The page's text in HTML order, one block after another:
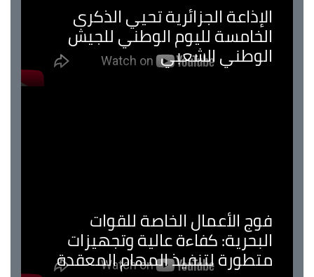
الجزائرية تحيي الذكرى
لليوم الوطني للجيش
الشعبي
الأعمال الخاصة للقوات
كفاءة عالية وتجهيزات
لتنفيذ المهام المعقدة